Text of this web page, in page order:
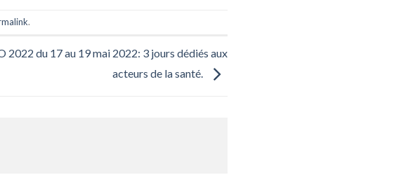
.
2022 du 17 au 19 mai 2022: 3 jours dédiés aux
acteurs de la santé.